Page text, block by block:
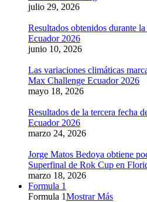
julio 29, 2026
Resultados obtenidos durante
Ecuador 2026
junio 10, 2026
Las variaciones climáticas
Max Challenge Ecuador 2026
mayo 18, 2026
Resultados de la tercera fecha
Ecuador 2026
marzo 24, 2026
Jorge Matos Bedoya obtiene
Superfinal de Rok Cup en
marzo 18, 2026
Formula 1
Formula 1Mostrar Más